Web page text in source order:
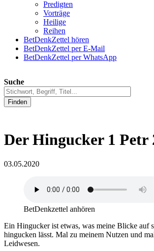
Predigten
Vorträge
Heilige
Reihen
BetDenkZettel hören
BetDenkZettel per E-Mail
BetDenkZettel per WhatsApp
Suche
Finden
Der Hingucker 1 Petr
03.05.2020
BetDenkzettel anhören
Ein Hingucker ist etwas, was meine Blicke auf
hingucken lässt. Mal zu meinem Nutzen und
Leidwesen.